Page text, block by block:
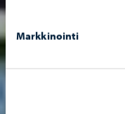
Markkinointi